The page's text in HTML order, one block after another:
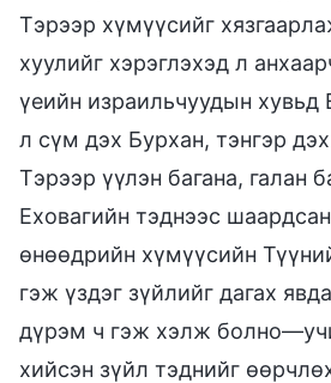
Тэрээр хүмүүсийг
хуулийг хэрэглэхэд л
үеийн израильчуудын хувьд
л сүм дэх Бурхан, тэнгэр
Тэрээр үүлэн багана, галан
Еховагийн тэднээс
өнөөдрийн хүмүүсийн
гэж үздэг зүйлийг дагах
дүрэм ч гэж хэлж
хийсэн зүйл тэднийг